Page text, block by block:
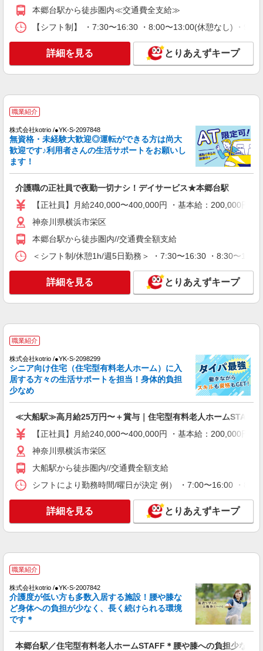
日研トータルソーシング株式会社 メディカルケア事業部/横浜オフィ
時給1,550円〜1,750円 ◆無資格・経験者：時
護福祉士：時給1,750円〜 ※経験者は3ヶ月以上 ※
給与幅は経験・能力による ★週払いOK（規定あ
り）
本郷台駅バス6分 ★勤務地は3000ヶ所以上★ 自宅
から通いやすいエリアなど、お好きな勤務地をお
選び下さい！！
詳細を見る
派遣社員
株式会社トラストグロース 新宿本社 第2営業部
介護老人保健施設での介護士
時給：1500円〜1800円 ※資格や経験などによ
る
神奈川県横浜市栄区
キープ 詳細を見る
派遣社員
時給1600円〜2250円 ＜日払い有/週払い有/交
通費全支給(ガソリン代含む)＞
横浜市栄区小菅ケ谷 最寄り駅：本郷台
詳細を見る
職業紹介
株式会社kotrio /●YK-S-2097848
★本郷台駅
【正社員】月給240,000〜400,000円 ・基本
30,000円 ・役職手当：10,000〜70,000円 ・処遇改
善手当：20,000〜60,000円（勤続年数、保有資格
により変動） ・固定残業手当：20,000円（10時
神奈川県横浜市栄区
詳細を見る
（株）ウィルオブ・ワークCW 横浜支店/ms140101
高齢者向け住宅staff
時給1900円 ◆前払い・日払い・週払いOK
キープ 詳細を見る
本郷台駅から徒歩圏内≪交通費全支給≫
【シフト制】 ・7:30〜16:30 ・8:00〜13:00(休憩なし) ・
詳細を見る とりあえずキープ
職業紹介
株式会社kotrio /●YK-S-2097848
無資格・未経験大歓迎◎運転ができる方は尚大
歓迎です♪利用者さんの生活サポートをお願いし
ます！
介護職の正社員で夜勤一切ナシ！デイサービス★本郷台駅
【正社員】月給240,000〜400,000円 ・基本給：200,000円
神奈川県横浜市栄区
本郷台駅から徒歩圏内//交通費全額支給
＜シフト制/休憩1h/週5日勤務＞ ・7:30〜16:30 ・8:30〜
詳細を見る とりあえずキープ
職業紹介
株式会社kotrio /●YK-S-2098299
シニア向け住宅（住宅型有料老人ホーム）に入
居する方々の生活サポートを担当！身体的負担
少なめ
≪大船駅≫高月給25万円〜＋賞与｜住宅型有料老人ホームSTAFF
【正社員】月給240,000〜400,000円 ・基本給：200,000円
神奈川県横浜市栄区
大船駅から徒歩圏内//交通費全額支給
シフトにより勤務時間/曜日が決定 例） ・7:00〜16:00 ・
詳細を見る とりあえずキープ
職業紹介
株式会社kotrio /●YK-S-2007842
介護度が低い方も多数入居する施設！腰や膝な
ど身体への負担が少なく、長く続けられる環境
です＊
本郷台駅／住宅型有料老人ホームSTAFF＊腰や膝への負担少なめ◎